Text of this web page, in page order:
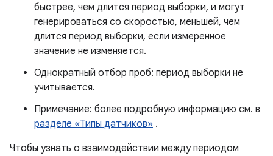
быстрее, чем длится период выборки, и могут
генерироваться со скоростью, меньшей, чем
длится период выборки, если измеренное
значение не изменяется.
Однократный отбор проб: период выборки не
учитывается.
Примечание: более подробную информацию см. в
разделе «Типы датчиков» .
Чтобы узнать о взаимодействии между периодом